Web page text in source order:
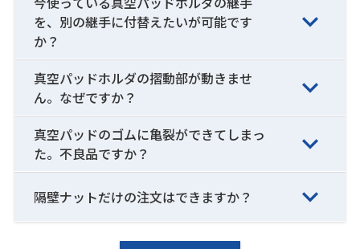
を、別の継手に付替えたいが可能です
か？
真空パッドホルダの摺動部が動きませ
ん。なぜですか？
真空パッドのゴムに亀裂ができてしまっ
た。不良品ですか？
隔壁ナットだけの注文はできますか？